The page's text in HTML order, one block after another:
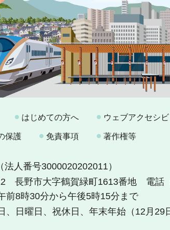
はじめての方へ ウェブアクセシビ
保護 免責事項 著作権等
（法人番号3000020202011）
長野市大字鶴賀緑町1613番地
電話
前8時30分から午後5時15分まで
、日曜日、祝休日、年末年始（12月29